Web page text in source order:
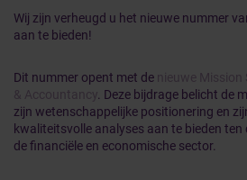
Wij zijn verheugd u het nieuwe nummer
aan te bieden!
Dit nummer opent met de nieuwe Mission
& Accountancy . Deze bijdrage belicht de
zijn wetenschappelijke positionering en
kwaliteitsvolle analyses aan te bieden
de financiële en economische sector.